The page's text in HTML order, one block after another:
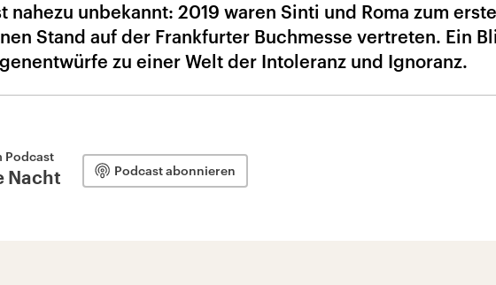
nahezu unbekannt: 2019 waren Sinti und Roma zum
Stand auf der Frankfurter Buchmesse vertreten. Ein
zu einer Welt der Intoleranz und Ignoranz.
Podcast
Nacht Podcast abonnieren